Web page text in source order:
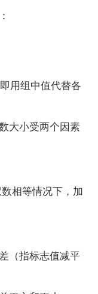
用组中值代替各
大小受两个因素
相等情况下，加
（指标志值减平